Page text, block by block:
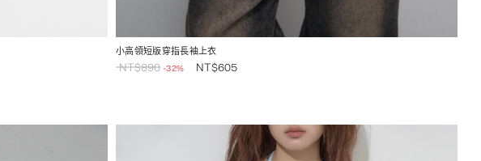
小高領短版穿指長袖上衣
NT$890 -32% NT$605